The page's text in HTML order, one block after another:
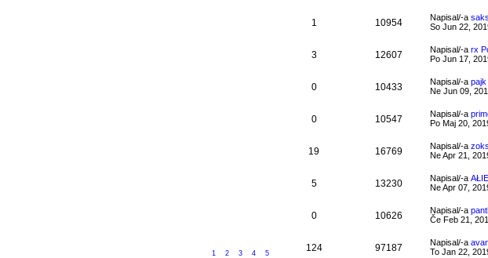
1 10954 Napisal/-a saks
So Jun 22,
3 12607 Napisal/-a rx
Po Jun 17,
0 10433 Napisal/-a pajk
Ne Jun 09,
0 10547 Napisal/-a
Po Maj 20,
19 16769 Napisal/-a
Ne Apr 21,
5 13230 Napisal/-a
Ne Apr 07,
0 10626 Napisal/-a
Če Feb 21,
1 2 3 4 5 124 97187 Napisal/-a
To Jan 22,